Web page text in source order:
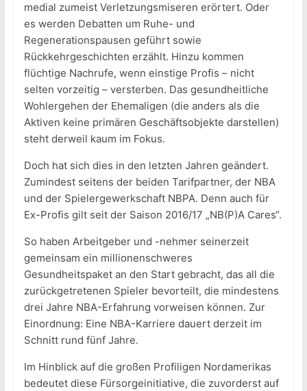
medial zumeist Verletzungsmiseren erörtert. Oder
es werden Debatten um Ruhe- und
Regenerationspausen geführt sowie
Rückkehrgeschichten erzählt. Hinzu kommen
flüchtige Nachrufe, wenn einstige Profis – nicht
selten vorzeitig – versterben. Das gesundheitliche
Wohlergehen der Ehemaligen (die anders als die
Aktiven keine primären Geschäftsobjekte darstellen)
steht derweil kaum im Fokus.
Doch hat sich dies in den letzten Jahren geändert.
Zumindest seitens der beiden Tarifpartner, der NBA
und der Spielergewerkschaft NBPA. Denn auch für
Ex-Profis gilt seit der Saison 2016/17 „NB(P)A Cares“.
So haben Arbeitgeber und -nehmer seinerzeit
gemeinsam ein millionenschweres
Gesundheitspaket an den Start gebracht, das all die
zurückgetretenen Spieler bevorteilt, die mindestens
drei Jahre NBA-Erfahrung vorweisen können. Zur
Einordnung: Eine NBA-Karriere dauert derzeit im
Schnitt rund fünf Jahre.
Im Hinblick auf die großen Profiligen Nordamerikas
bedeutet diese Fürsorgeinitiative, die zuvorderst auf